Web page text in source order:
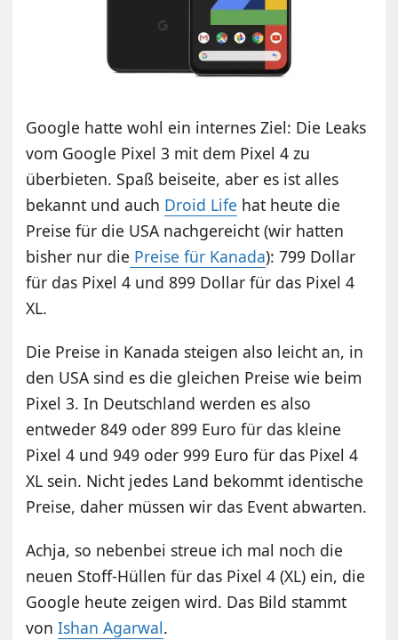
Google hatte wohl ein internes Ziel: Die Leaks
vom Google Pixel 3 mit dem Pixel 4 zu
überbieten. Spaß beiseite, aber es ist alles
bekannt und auch Droid Life hat heute die
Preise für die USA nachgereicht (wir hatten
bisher nur die Preise für Kanada): 799 Dollar
für das Pixel 4 und 899 Dollar für das Pixel 4
XL.
Die Preise in Kanada steigen also leicht an, in
den USA sind es die gleichen Preise wie beim
Pixel 3. In Deutschland werden es also
entweder 849 oder 899 Euro für das kleine
Pixel 4 und 949 oder 999 Euro für das Pixel 4
XL sein. Nicht jedes Land bekommt identische
Preise, daher müssen wir das Event abwarten.
Achja, so nebenbei streue ich mal noch die
neuen Stoff-Hüllen für das Pixel 4 (XL) ein, die
Google heute zeigen wird. Das Bild stammt
vonIshan Agarwal.